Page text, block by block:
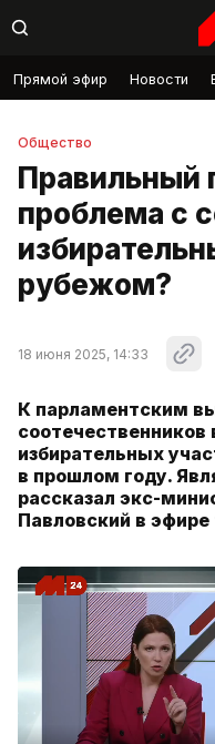
Прямой эфир Новости
Общество
Правильный
проблема с
рубежом?
18 июня 2025, 14:33
К парламентским
избирательных
в прошлом году.
рассказал экс-
Павловский в